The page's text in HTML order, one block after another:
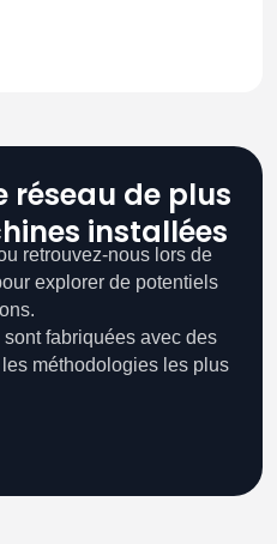
réseau de plus
installées
retrouvez-nous lors de
explorer de potentiels
fabriquées avec des
méthodologies les plus